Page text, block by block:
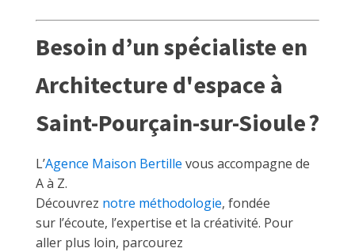
Besoin d’un spécialiste en
Architecture d'espace à
Saint-Pourçain-sur-Sioule ?
L’Agence Maison Bertille vous accompagne de
A à Z.
Découvrez notre méthodologie, fondée
sur l’écoute, l’expertise et la créativité. Pour
aller plus loin, parcourez